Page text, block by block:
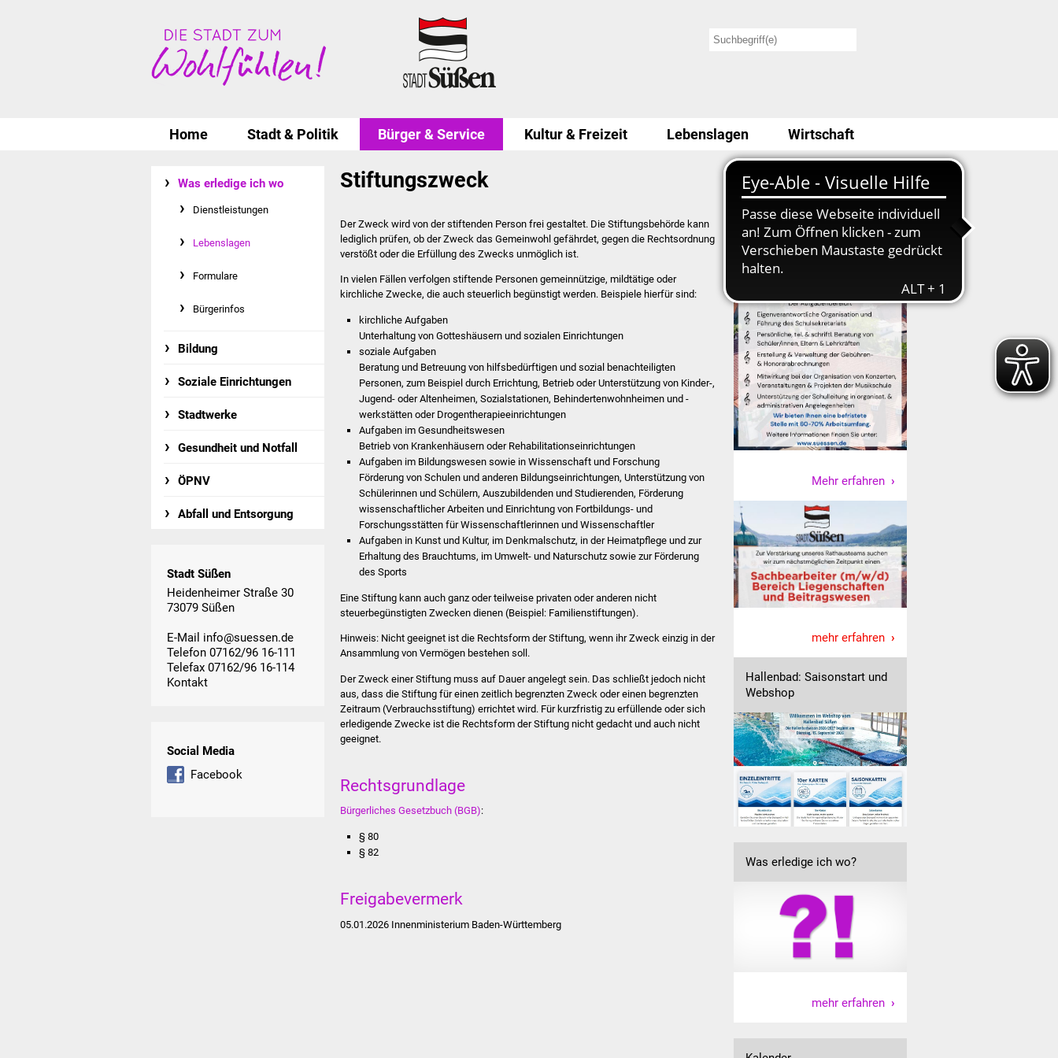
Home Stadt & Politik Bürger & Service Kultur & Freizeit Lebenslagen Wirtschaft
Was erledige ich wo
Dienstleistungen
Lebenslagen
Formulare
Bürgerinfos
Bildung
Soziale Einrichtungen
Stadtwerke
Gesundheit und Notfall
ÖPNV
Abfall und Entsorgung
Stadt Süßen
Heidenheimer Straße 30
73079 Süßen
E-Mail info@suessen.de
Telefon 07162/96 16-111
Telefax 07162/96 16-114
Kontakt
Social Media
Facebook
Stiftungszweck
Der Zweck wird von der stiftenden Person frei gestaltet. Die Stiftungsbehörde kann
lediglich prüfen, ob der Zweck das Gemeinwohl gefährdet, gegen die Rechtsordnung
verstößt oder die Erfüllung des Zwecks unmöglich ist.
In vielen Fällen verfolgen stiftende Personen gemeinnützige, mildtätige oder
kirchliche Zwecke, die auch steuerlich begünstigt werden. Beispiele hierfür sind:
kirchliche Aufgaben
Unterhaltung von Gotteshäusern und sozialen Einrichtungen
soziale Aufgaben
Beratung und Betreuung von hilfsbedürftigen und sozial benachteiligten
Personen, zum Beispiel durch Errichtung, Betrieb oder Unterstützung von Kinder-,
Jugend- oder Altenheimen, Sozialstationen, Behindertenwohnheimen und -
werkstätten oder Drogentherapieeinrichtungen
Aufgaben im Gesundheitswesen
Betrieb von Krankenhäusern oder Rehabilitationseinrichtungen
Aufgaben im Bildungswesen sowie in Wissenschaft und Forschung
Förderung von Schulen und anderen Bildungseinrichtungen, Unterstützung von
Schülerinnen und Schülern, Auszubildenden und Studierenden, Förderung
wissenschaftlicher Arbeiten und Einrichtung von Fortbildungs- und
Forschungsstätten für Wissenschaftlerinnen und Wissenschaftler
Aufgaben in Kunst und Kultur, im Denkmalschutz, in der Heimatpflege und zur
Erhaltung des Brauchtums, im Umwelt- und Naturschutz sowie zur Förderung
des Sports
Eine Stiftung kann auch ganz oder teilweise privaten oder anderen nicht
steuerbegünstigten Zwecken dienen (Beispiel: Familienstiftungen).
Hinweis: Nicht geeignet ist die Rechtsform der Stiftung, wenn ihr Zweck einzig in der
Ansammlung von Vermögen bestehen soll.
Der Zweck einer Stiftung muss auf Dauer angelegt sein. Das schließt jedoch nicht
aus, dass die Stiftung für einen zeitlich begrenzten Zweck oder einen begrenzten
Zeitraum (Verbrauchsstiftung) errichtet wird. Für kurzfristig zu erfüllende oder sich
erledigende Zwecke ist die Rechtsform der Stiftung nicht gedacht und auch nicht
geeignet.
Rechtsgrundlage
Bürgerliches Gesetzbuch (BGB):
§ 80
§ 82
Freigabevermerk
05.01.2026 Innenministerium Baden-Württemberg
Stellenausschreibung
Mehr erfahren
mehr erfahren
Hallenbad: Saisonstart und
Webshop
Was erledige ich wo?
mehr erfahren